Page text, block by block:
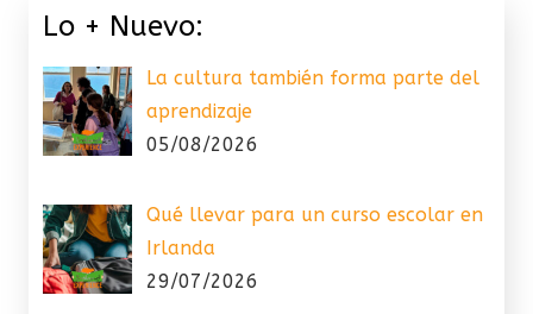
Lo + Nuevo:
La cultura también forma parte del
aprendizaje
05/08/2026
Qué llevar para un curso escolar en
Irlanda
29/07/2026